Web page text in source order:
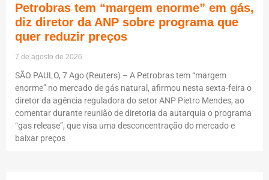
Petrobras tem “margem enorme” em gás,
diz diretor da ANP sobre programa que
quer reduzir preços
7 de agosto de 2026
SÃO PAULO, 7 Ago (Reuters) – A Petrobras tem “margem
enorme” no mercado de gás natural, afirmou nesta sexta-feira o
diretor da agência reguladora do setor ANP Pietro Mendes, ao
comentar durante reunião de diretoria da autarquia o programa
“gas release”, que visa uma desconcentração do mercado e
baixar preços